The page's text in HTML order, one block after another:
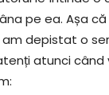
pe ea. Așa
depistat o
atunci când